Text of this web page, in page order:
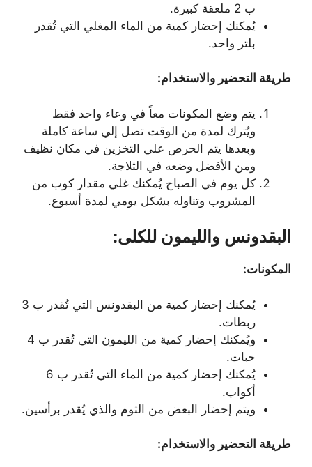
ب 2 ملعقة كبيرة.
يُمكنك إحضار كمية من الماء المغلي التي تُقدر
بلتر واحد.
طريقة التحضير والاستخدام:
يتم وضع المكونات معاً في وعاء واحد فقط
ويُترك لمدة من الوقت تصل إلي ساعة كاملة
وبعدها يتم الحرص علي التخزين في مكان نظيف
ومن الأفضل وضعه في الثلاجة.
كل يوم في الصباح يُمكنك غلي مقدار كوب من
المشروب وتناوله بشكل يومي لمدة أسبوع.
البقدونس والليمون للكلى:
المكونات:
يُمكنك إحضار كمية من البقدونس التي تُقدر ب 3
ربطات.
ويُمكنك إحضار كمية من الليمون التي تُقدر ب 4
حبات.
يُمكنك إحضار كمية من الماء التي تُقدر ب 6
أكواب.
ويتم إحضار البعض من الثوم والذي يُقدر برأسين.
طريقة التحضير والاستخدام: